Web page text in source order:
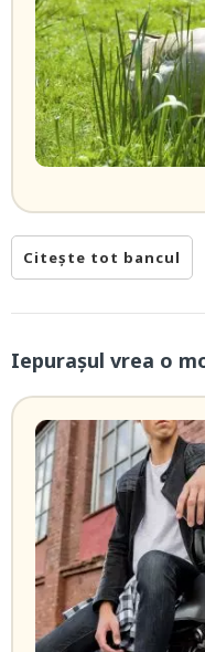
Citește tot bancul
Iepurașul vrea o